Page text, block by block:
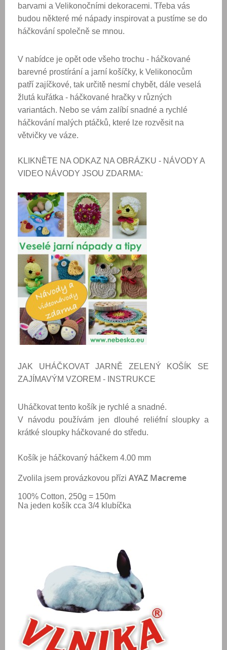
barvami a Velikonočními dekoracemi. Třeba vás
budou některé mé nápady inspirovat a pustíme se do
háčkování společně se mnou.
V nabídce je opět ode všeho trochu - háčkované
barevné prostírání a jarní košíčky, k Velikonocům
patří zajíčkové, tak určitě nesmí chybět, dále veselá
žlutá kuřátka - háčkované hračky v různých
variantách. Nebo se vám zalíbí snadné a rychlé
háčkování malých ptáčků, které lze rozvěsit na
větvičky ve váze.
KLIKNĚTE NA ODKAZ NA OBRÁZKU - NÁVODY A
VIDEO NÁVODY JSOU ZDARMA:
JAK UHÁČKOVAT JARNĚ ZELENÝ KOŠÍK SE
ZAJÍMAVÝM VZOREM - INSTRUKCE
Uháčkovat tento košík je rychlé a snadné.
V návodu používám jen dlouhé reliéfní sloupky a
krátké sloupky háčkované do středu.
Košík je háčkovaný háčkem 4.00 mm
Zvolila jsem provázkovou přízi AYAZ Macreme
100% Cotton, 250g = 150m
Na jeden košík cca 3/4 klubíčka